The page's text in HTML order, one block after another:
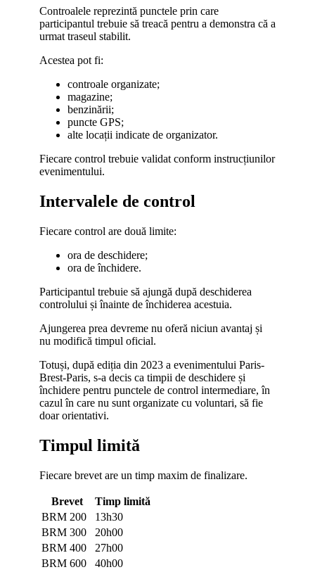
Controalele reprezintă punctele prin care
participantul trebuie să treacă pentru a demonstra că a
urmat traseul stabilit.
Acestea pot fi:
controale organizate;
magazine;
benzinării;
puncte GPS;
alte locații indicate de organizator.
Fiecare control trebuie validat conform instrucțiunilor
evenimentului.
Intervalele de control
Fiecare control are două limite:
ora de deschidere;
ora de închidere.
Participantul trebuie să ajungă după deschiderea
controlului și înainte de închiderea acestuia.
Ajungerea prea devreme nu oferă niciun avantaj și
nu modifică timpul oficial.
Totuși, după ediția din 2023 a evenimentului Paris-
Brest-Paris, s-a decis ca timpii de deschidere și
închidere pentru punctele de control intermediare, în
cazul în care nu sunt organizate cu voluntari, să fie
doar orientativi.
Timpul limită
Fiecare brevet are un timp maxim de finalizare.
Brevet
Timp limită
BRM 200
13h30
BRM 300
20h00
BRM 400
27h00
BRM 600
40h00